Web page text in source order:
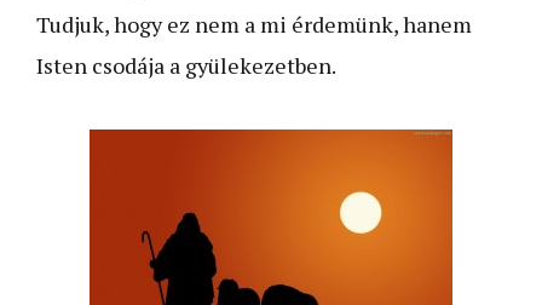
Tudjuk, hogy ez nem a mi érdemünk, hanem
Isten csodája a gyülekezetben.